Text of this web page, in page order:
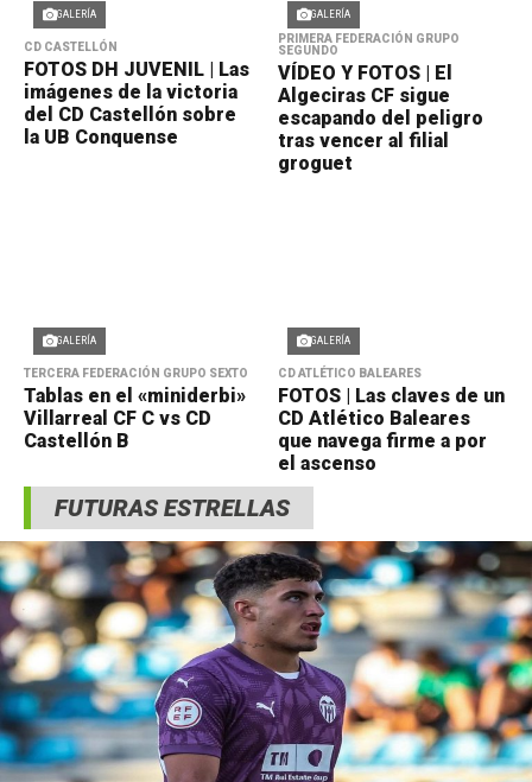
GALERÍA
CD CASTELLÓN
FOTOS DH JUVENIL | Las
imágenes de la victoria
del CD Castellón sobre
la UB Conquense
GALERÍA
PRIMERA FEDERACIÓN GRUPO
SEGUNDO
VÍDEO Y FOTOS | El
Algeciras CF sigue
escapando del peligro
tras vencer al filial
groguet
GALERÍA
TERCERA FEDERACIÓN GRUPO SEXTO
Tablas en el «miniderbi»
Villarreal CF C vs CD
Castellón B
GALERÍA
CD ATLÉTICO BALEARES
FOTOS | Las claves de un
CD Atlético Baleares
que navega firme a por
el ascenso
FUTURAS ESTRELLAS